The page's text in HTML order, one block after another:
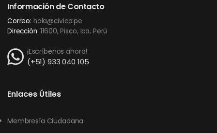
Información de Contacto
Correo: hola@civica.pe
Dirección: 11600, Pisco, Ica, Perú
¡Escríbenos ahora!
(+51) 933 040 105
Enlaces Útiles
Membresía Ciudadana